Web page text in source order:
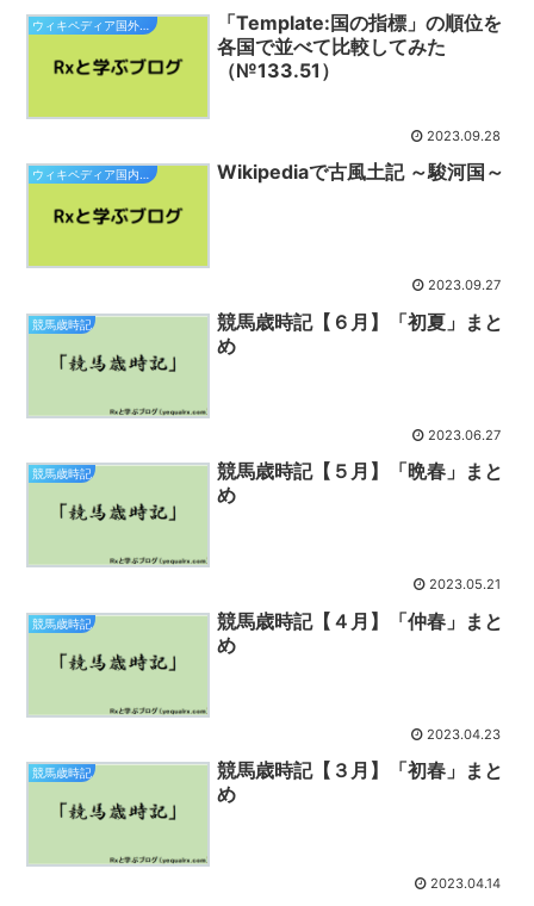
「Template:国の指標」の順位を
各国で並べて比較してみた
（№133.51）
2023.09.28
Wikipediaで古風土記 ～駿河国～
2023.09.27
競馬歳時記
競馬歳時記【６月】「初夏」まと
め
2023.06.27
競馬歳時記
競馬歳時記【５月】「晩春」まと
め
2023.05.21
競馬歳時記
競馬歳時記【４月】「仲春」まと
め
2023.04.23
競馬歳時記
競馬歳時記【３月】「初春」まと
め
2023.04.14